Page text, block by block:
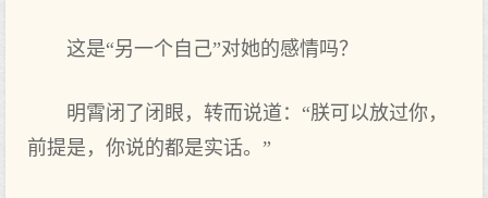
这是“另一个自己”对她的感情吗？
明霄闭了闭眼，转而说道：“朕可以放过你，
前提是，你说的都是实话。”